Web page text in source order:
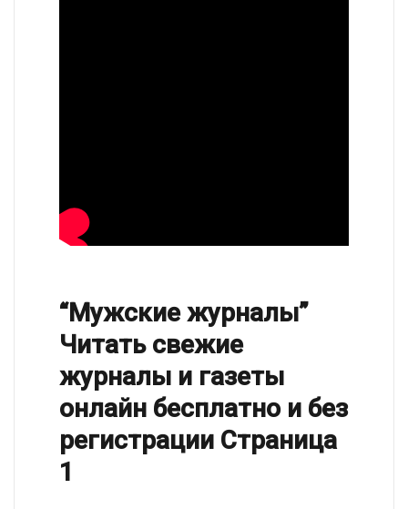
“Мужские журналы”
Читать свежие
журналы и газеты
онлайн бесплатно и без
регистрации Страница
1